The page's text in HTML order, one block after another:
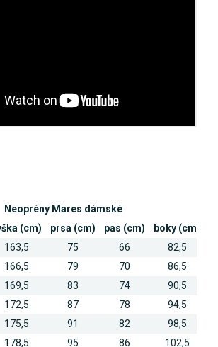
Neoprény Mares dámské
(cm) prsa (cm) pas (cm)
boky (cm)
163,5 75 66
82,5
166,5 79 70
86,5
169,5 83 74
90,5
172,5 87 78
94,5
175,5 91 82
98,5
178,5 95 86 102,5